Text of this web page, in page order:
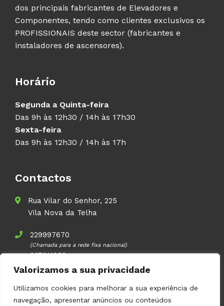
Valorizamos a sua privacidade
Utilizamos cookies para melhorar a sua experiência de
navegação, apresentar anúncios ou conteúdos
dos principais fabricantes de Elevadores e
Componentes, tendo como clientes exclusivos os
PROFISSIONAIS deste sector (fabricantes e
instaladores de ascensores).
Horário
Segunda a Quinta-feira
Das 9h às 12h30 / 14h às 17h30
Sexta-feira
Das 9h às 12h30 / 14h às 17h
Contactos
Rua Vilar do Senhor, 225
Vila Nova da Telha
229997670
(Chamada para a rede fixa nacional)
937911083
(Chamada para a rede móvel nacional)
geral@volupal.pt